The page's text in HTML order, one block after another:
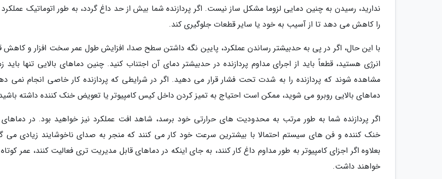
ندارید، رسیدن به چنین دمایی لزوما مشکل ساز نیست. اگر پردازنده شما بیش از حد داغ گردد، به طور اتوماتیک
را کاهش می دهد تا از آسیب به خود یا سایر قطعات جلوگیری کند.
با این حال، اگر در پی به حدبیشتر رساندن عملکرد، پایین نگه داشتن سطح صدا، افزایش طول عمر سخت افزار و
انرژی هستید، قطعاً باید از اجرای مداوم پردازنده در حدبیشتر دمای آن اجتناب کنید. چنین دماهای بالایی تنها باید
مشاهده شوند که پردازنده را به شدت تحت فشار قرار می دهید. اگر در شرایطی که پردازنده کار خاصی انجام نمی
دماهای بالایی روبرو می شوید، ممکن است احتیاج به تمیز کردن داخل کیس کامپیوتر یا تعویض خنک کننده داشته
اگر پردازنده شما به طور مرتب به محدودیت های حرارتی خود برسد، شاهد افت عملکرد نیز خواهید بود. در دماهای
خنک کننده و فن های سیستم احتمالا با بیشترین سرعت خود کار می کنند که منجر به صدای ناخوشایند زیادی می
بعلاوه اگر اجزای کامپیوتر به طور مداوم داغ کار کنند، به جای اینکه در دماهای قابل مدیریت تری فعالیت کنند، عمر
خواهند داشت.